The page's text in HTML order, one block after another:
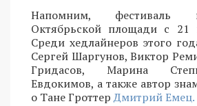
Напомним, фестиваль
Октябрьской площади с 21
Среди хедлайнеров этого
Сергей Шаргунов, Виктор
Гридасов, Марина
Евдокимов, а также автор
о Тане ГроттерДмитрий Емец.